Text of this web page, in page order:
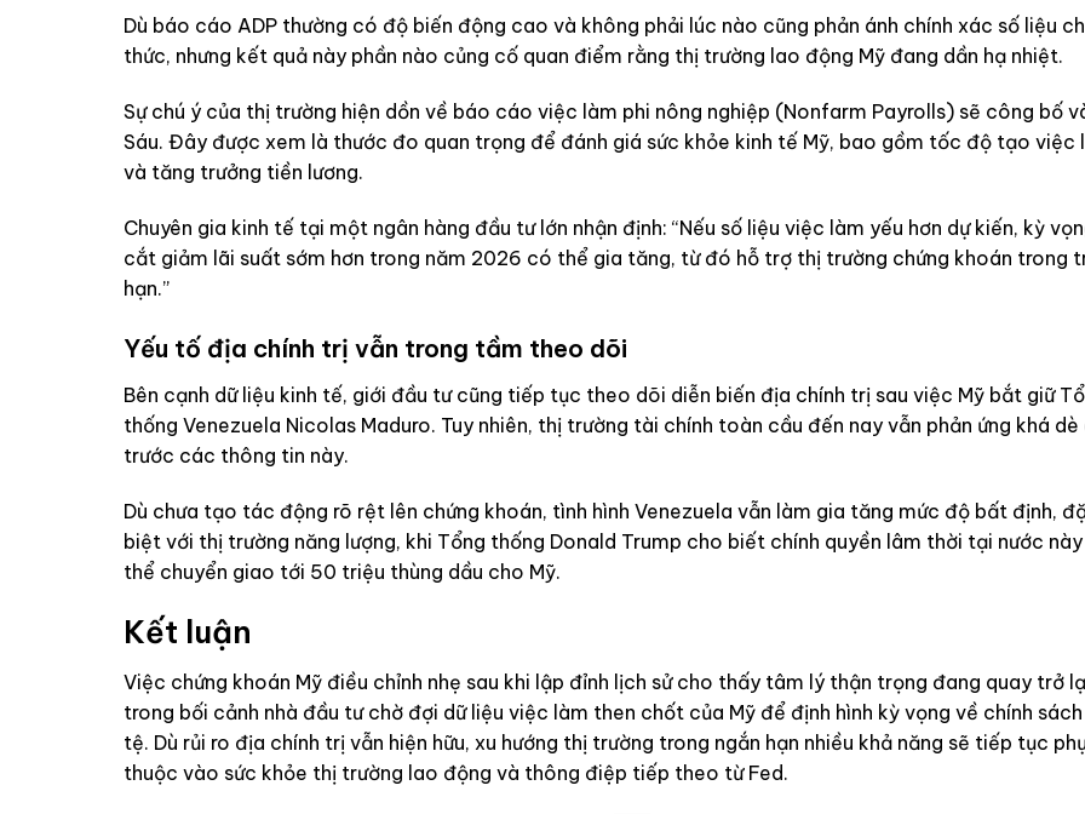
Dù báo cáo ADP thường có độ biến động cao và không phải lúc nào cũng phản ánh chính xác số liệu
thức, nhưng kết quả này phần nào củng cố quan điểm rằng thị trường lao động Mỹ đang dần hạ nhiệt.
Sự chú ý của thị trường hiện dồn về báo cáo việc làm phi nông nghiệp (Nonfarm Payrolls) sẽ công bố
Sáu. Đây được xem là thước đo quan trọng để đánh giá sức khỏe kinh tế Mỹ, bao gồm tốc độ tạo việc
và tăng trưởng tiền lương.
Chuyên gia kinh tế tại một ngân hàng đầu tư lớn nhận định: “Nếu số liệu việc làm yếu hơn dự kiến, kỳ
cắt giảm lãi suất sớm hơn trong năm 2026 có thể gia tăng, từ đó hỗ trợ thị trường chứng khoán trong
hạn.”
Yếu tố địa chính trị vẫn trong tầm theo dõi
Bên cạnh dữ liệu kinh tế, giới đầu tư cũng tiếp tục theo dõi diễn biến địa chính trị sau việc Mỹ bắt giữ
thống Venezuela Nicolas Maduro. Tuy nhiên, thị trường tài chính toàn cầu đến nay vẫn phản ứng khá
trước các thông tin này.
Dù chưa tạo tác động rõ rệt lên chứng khoán, tình hình Venezuela vẫn làm gia tăng mức độ bất định,
biệt với thị trường năng lượng, khi Tổng thống Donald Trump cho biết chính quyền lâm thời tại nước
thể chuyển giao tới 50 triệu thùng dầu cho Mỹ.
Kết luận
Việc chứng khoán Mỹ điều chỉnh nhẹ sau khi lập đỉnh lịch sử cho thấy tâm lý thận trọng đang quay trở
trong bối cảnh nhà đầu tư chờ đợi dữ liệu việc làm then chốt của Mỹ để định hình kỳ vọng về chính
tệ. Dù rủi ro địa chính trị vẫn hiện hữu, xu hướng thị trường trong ngắn hạn nhiều khả năng sẽ tiếp tục
thuộc vào sức khỏe thị trường lao động và thông điệp tiếp theo từ Fed.